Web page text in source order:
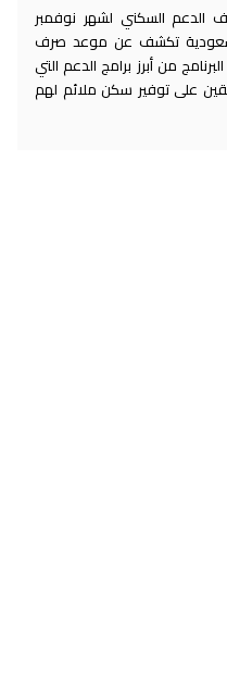
السكني لشهر نوفمبر
تكشف عن موعد صرف
من أبرز برامج الدعم التي
على توفير سكن ملائم لهم